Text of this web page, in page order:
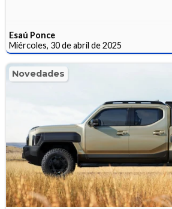
Esaú Ponce
Miércoles, 30 de abril de 2025
Novedades